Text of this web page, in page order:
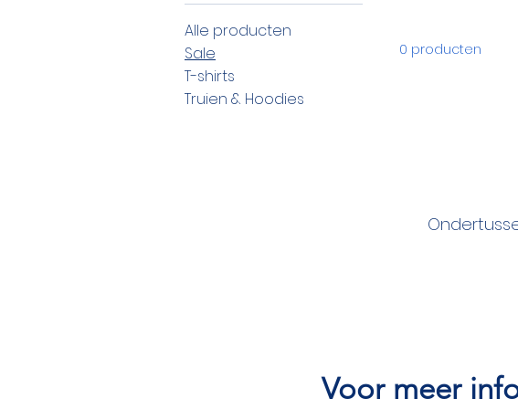
Alle producten
Sale
T-shirts
Truien & Hoodies
0 producten
Voor meer